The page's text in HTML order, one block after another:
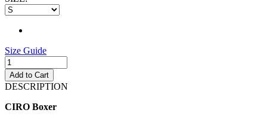
Size Guide
Add to Cart
DESCRIPTION
CIRO Boxer